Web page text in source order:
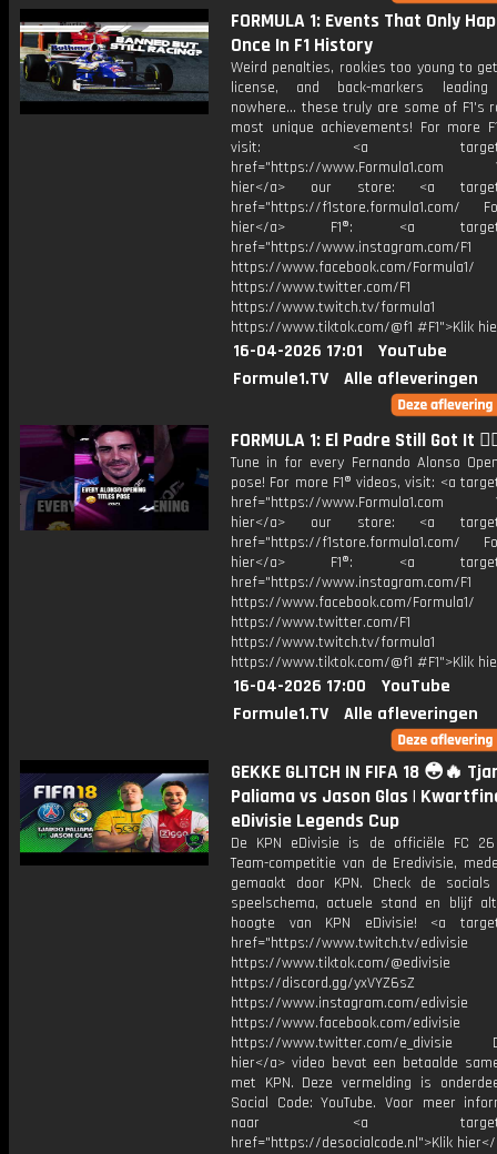
FORMULA 1: Events That Only
Once In F1 History
Weird penalties, rookies too young to
license, and back-markers
nowhere... these truly are some of F1's
most unique achievements! For more
visit: <a
href="https://www.Formula1.com
hier</a> our store: <a
href="https://f1store.formula1.com/
hier</a> F1®: <a
href="https://www.instagram.com/F1
https://www.facebook.com/Formula1/
https://www.twitter.com/F1
https://www.twitch.tv/formula1
https://www.tiktok.com/@f1 #F1">Klik
16-04-2026 17:01
YouTube
Formule1.TV
Alle afleveringen
FORMULA 1: El Padre Still Got It
Tune in for every Fernando Alonso
pose! For more F1® videos, visit: <a
href="https://www.Formula1.com
hier</a> our store: <a
href="https://f1store.formula1.com/
hier</a> F1®: <a
href="https://www.instagram.com/F1
https://www.facebook.com/Formula1/
https://www.twitter.com/F1
https://www.twitch.tv/formula1
https://www.tiktok.com/@f1 #F1">Klik
16-04-2026 17:00
YouTube
Formule1.TV
Alle afleveringen
GEKKE GLITCH IN FIFA 18 😳🔥
Paliama vs Jason Glas |
eDivisie Legends Cup
De KPN eDivisie is de officiële FC
Team-competitie van de Eredivisie,
gemaakt door KPN. Check de
speelschema, actuele stand en blijf
hoogte van KPN eDivisie! <a
href="https://www.twitch.tv/edivisie
https://www.tiktok.com/@edivisie
https://discord.gg/yxVYZ6sZ
https://www.instagram.com/edivisie
https://www.facebook.com/edivisie
https://www.twitter.com/e_divisie
hier</a> video bevat een betaalde
met KPN. Deze vermelding is
Social Code: YouTube. Voor meer
naar <a
href="https://desocialcode.nl">Klik